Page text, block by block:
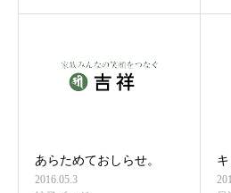
あらためておしらせ。
2016.05.3